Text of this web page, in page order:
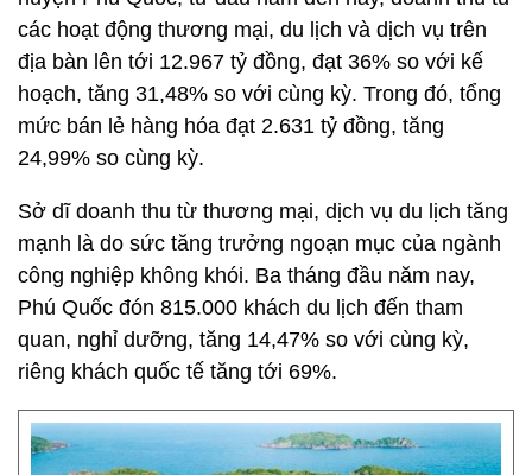
các hoạt động thương mại, du lịch và dịch vụ trên
địa bàn lên tới 12.967 tỷ đồng, đạt 36% so với kế
hoạch, tăng 31,48% so với cùng kỳ. Trong đó, tổng
mức bán lẻ hàng hóa đạt 2.631 tỷ đồng, tăng
24,99% so cùng kỳ.
Sở dĩ doanh thu từ thương mại, dịch vụ du lịch tăng
mạnh là do sức tăng trưởng ngoạn mục của ngành
công nghiệp không khói. Ba tháng đầu năm nay,
Phú Quốc đón 815.000 khách du lịch đến tham
quan, nghỉ dưỡng, tăng 14,47% so với cùng kỳ,
riêng khách quốc tế tăng tới 69%.